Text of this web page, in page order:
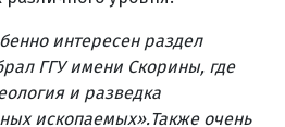
интересен раздел
ГГУ имени Скорины, где
и разведка
ископаемых».Также очень